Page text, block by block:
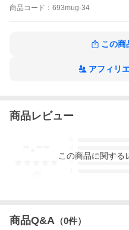
め、ご了承ください。
工房ゆずりは
直径９．５cm（
商品 コード： 693mug-34
この商
アフィリ
商品レビュー
3
この商品に関する
商品Q&A （0件）